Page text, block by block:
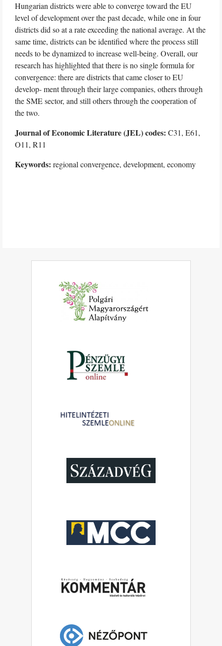
Hungarian districts were able to converge toward the EU
level of development over the past decade, while one in four
districts did so at a rate exceeding the national average. At the
same time, districts can be identified where the process still
needs to be dynamized to increase well-being. Overall, our
research has highlighted that there is no single formula for
convergence: there are districts that came closer to EU
develop- ment through their large companies, others through
the SME sector, and still others through the cooperation of
the two.
Journal of Economic Literature (JEL) codes: C31, E61,
O11, R11
Keywords: regional convergence, development, economy